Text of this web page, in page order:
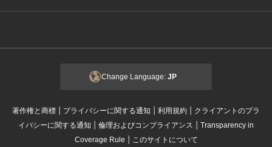
Change Language: JP
著作権と商標 | プライバシーに関する通知 | 利用規約 | クライアントのプラ
イバシーに関する通知 | 倫理およびコンプライアンス | Transparency in
Coverage Rule | このサイトについて